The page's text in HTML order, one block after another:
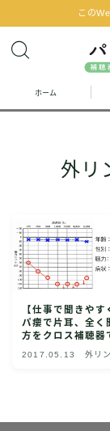
この
MENU
お問い合わせ
聞こえの改善
お客様の声
取り扱い補聴
ホーム
外リ
【仕事で聞きやす
パ瘻で片耳、全く
方をクロス補聴器
2017.05.13
外リ